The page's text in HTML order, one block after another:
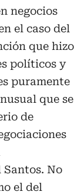
negocios
el caso del
que hizo
políticos y
puramente
que se
de
No
el del